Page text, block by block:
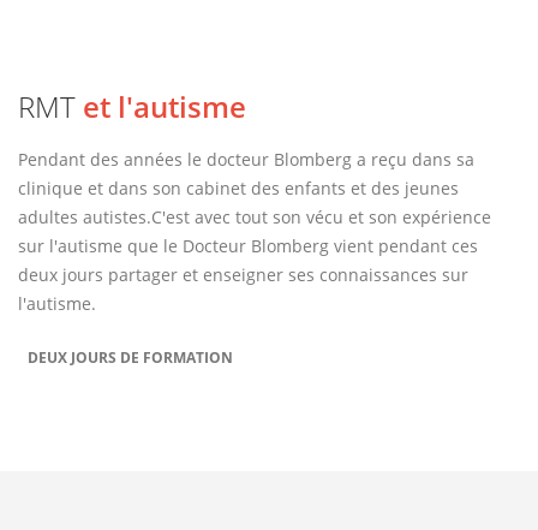
RMT et l'autisme
Pendant des années le docteur Blomberg a reçu dans sa
clinique et dans son cabinet des enfants et des jeunes
adultes autistes.C'est avec tout son vécu et son expérience
sur l'autisme que le Docteur Blomberg vient pendant ces
deux jours partager et enseigner ses connaissances sur
l'autisme.
DEUX JOURS DE FORMATION